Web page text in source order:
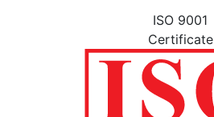
ISO 9001
Certificate